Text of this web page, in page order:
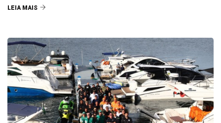
LEIA MAIS